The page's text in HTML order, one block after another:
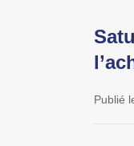
Publié